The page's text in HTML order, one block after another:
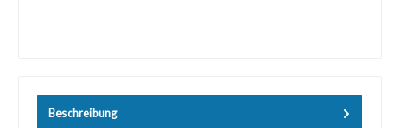
Beschreibung